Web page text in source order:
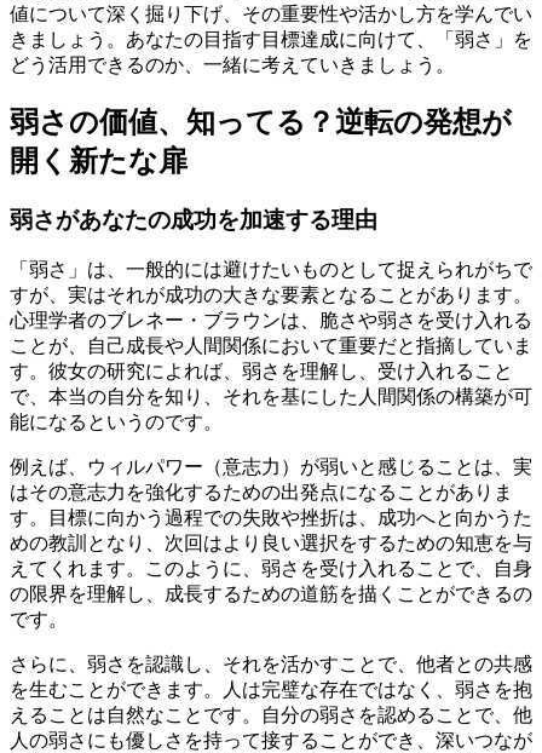
値について深く掘り下げ、その重要性や活かし方を学んでい
きましょう。あなたの目指す目標達成に向けて、「弱さ」を
どう活用できるのか、一緒に考えていきましょう。
弱さの価値、知ってる？逆転の発想が
開く新たな扉
弱さがあなたの成功を加速する理由
「弱さ」は、一般的には避けたいものとして捉えられがちで
すが、実はそれが成功の大きな要素となることがあります。
心理学者のブレネー・ブラウンは、脆さや弱さを受け入れる
ことが、自己成長や人間関係において重要だと指摘していま
す。彼女の研究によれば、弱さを理解し、受け入れること
で、本当の自分を知り、それを基にした人間関係の構築が可
能になるというのです。
例えば、ウィルパワー（意志力）が弱いと感じることは、実
はその意志力を強化するための出発点になることがありま
す。目標に向かう過程での失敗や挫折は、成功へと向かうた
めの教訓となり、次回はより良い選択をするための知恵を与
えてくれます。このように、弱さを受け入れることで、自身
の限界を理解し、成長するための道筋を描くことができるの
です。
さらに、弱さを認識し、それを活かすことで、他者との共感
を生むことができます。人は完璧な存在ではなく、弱さを抱
えることは自然なことです。自分の弱さを認めることで、他
人の弱さにも優しさを持って接することができ、深いつなが